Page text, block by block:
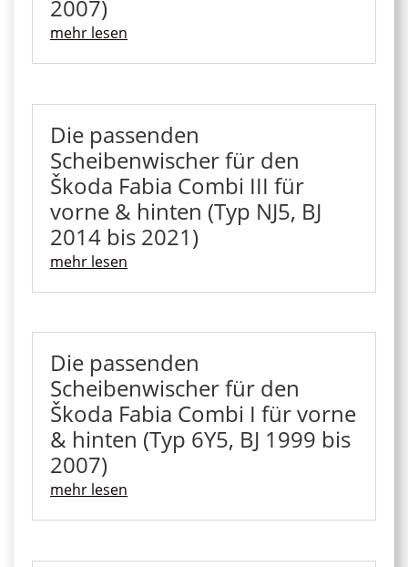
2007)
mehr lesen
Die passenden
Scheibenwischer für den
Škoda Fabia Combi III für
vorne & hinten (Typ NJ5, BJ
2014 bis 2021)
mehr lesen
Die passenden
Scheibenwischer für den
Škoda Fabia Combi I für vorne
& hinten (Typ 6Y5, BJ 1999 bis
2007)
mehr lesen